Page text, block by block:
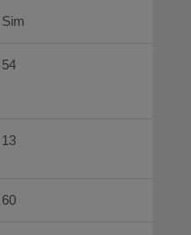
Sim
54
13
60